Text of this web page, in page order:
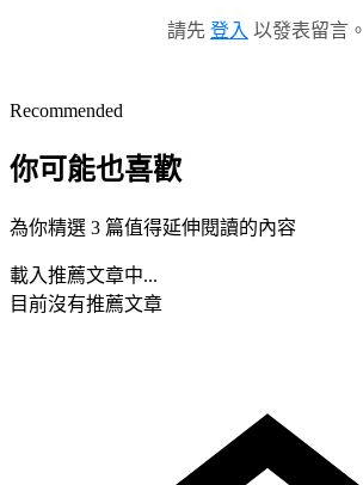
請先 登入 以發表留言。
Recommended
你可能也喜歡
為你精選 3 篇值得延伸閱讀的內容
載入推薦文章中...
目前沒有推薦文章